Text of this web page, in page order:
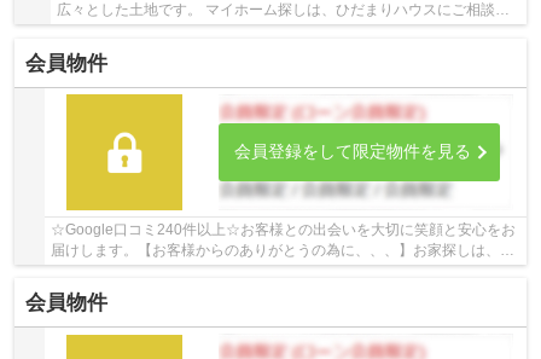
広々とした土地です。 マイホーム探しは、ひだまりハウスにご相談く
ださい！
会員物件
会員登録をして限定物件を見る
☆Google口コミ240件以上☆お客様との出会いを大切に笑顔と安心をお
届けします。【お客様からのありがとうの為に、、、】お家探しは、ひ
だまりハウスにご相談ください！
会員物件